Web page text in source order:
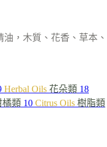
，木質、花香、草本、
Herbal Oils 花朵類 18
橘類 10 Citrus Oils 樹脂類